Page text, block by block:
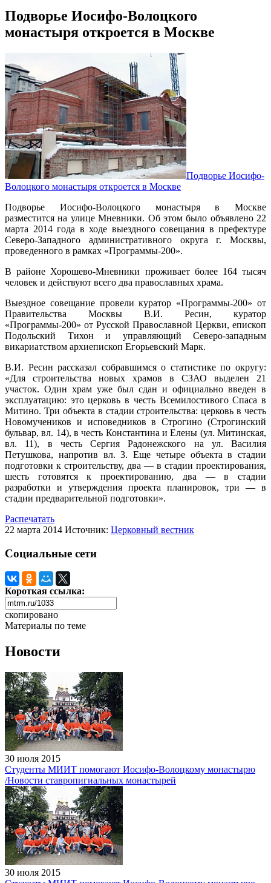
Подворье Иосифо-Волоцкого
монастыря откроется в Москве
Подворье Иосифо-
Волоцкого монастыря откроется в Москве
Подворье Иосифо-Волоцкого монастыря в Москве
разместится на улице Мневники. Об этом было объявлено 22
марта 2014 года в ходе выездного совещания в префектуре
Северо-Западного административного округа г. Москвы,
проведенного в рамках «Программы-200».
В районе Хорошево-Мневники проживает более 164 тысяч
человек и действуют всего два православных храма.
Выездное совещание провели куратор «Программы-200» от
Правительства Москвы В.И. Ресин, куратор
«Программы-200» от Русской Православной Церкви, епископ
Подольский Тихон и управляющий Северо-западным
викариатством архиепископ Егорьевский Марк.
В.И. Ресин рассказал собравшимся о статистике по округу:
«Для строительства новых храмов в СЗАО выделен 21
участок. Один храм уже был сдан и официально введен в
эксплуатацию: это церковь в честь Всемилостивого Спаса в
Митино. Три объекта в стадии строительства: церковь в честь
Новомучеников и исповедников в Строгино (Строгинский
бульвар, вл. 14), в честь Константина и Елены (ул. Митинская,
вл. 11), в честь Сергия Радонежского на ул. Василия
Петушкова, напротив вл. 3. Еще четыре объекта в стадии
подготовки к строительству, два — в стадии проектирования,
шесть готовятся к проектированию, два — в стадии
разработки и утверждения проекта планировок, три — в
стадии предварительной подготовки».
Распечатать
22 марта 2014 Источник: Церковный вестник
Социальные сети
Короткая ссылка:
скопировано
Материалы по теме
Новости
30 июля 2015
Студенты МИИТ помогают Иосифо-Волоцкому монастырю
/Новости ставропигиальных монастырей
30 июля 2015